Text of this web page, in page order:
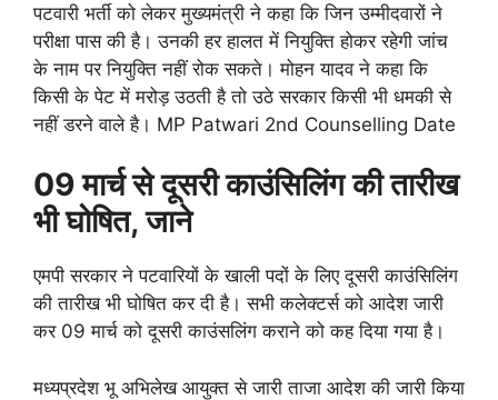
पटवारी भर्ती को लेकर मुख्यमंत्री ने कहा कि जिन उम्मीदवारों ने
परीक्षा पास की है। उनकी हर हालत में नियुक्ति होकर रहेगी जांच
के नाम पर नियुक्ति नहीं रोक सकते। मोहन यादव ने कहा कि
किसी के पेट में मरोड़ उठती है तो उठे सरकार किसी भी धमकी से
नहीं डरने वाले है। MP Patwari 2nd Counselling Date
09 मार्च से दूसरी काउंसिलिंग की तारीख
भी घोषित, जाने
एमपी सरकार ने पटवारियों के खाली पदों के लिए दूसरी काउंसिलिंग
की तारीख भी घोषित कर दी है। सभी कलेक्टर्स को आदेश जारी
कर 09 मार्च को दूसरी काउंसलिंग कराने को कह दिया गया है।
मध्यप्रदेश भू अभिलेख आयुक्त से जारी ताजा आदेश की जारी किया